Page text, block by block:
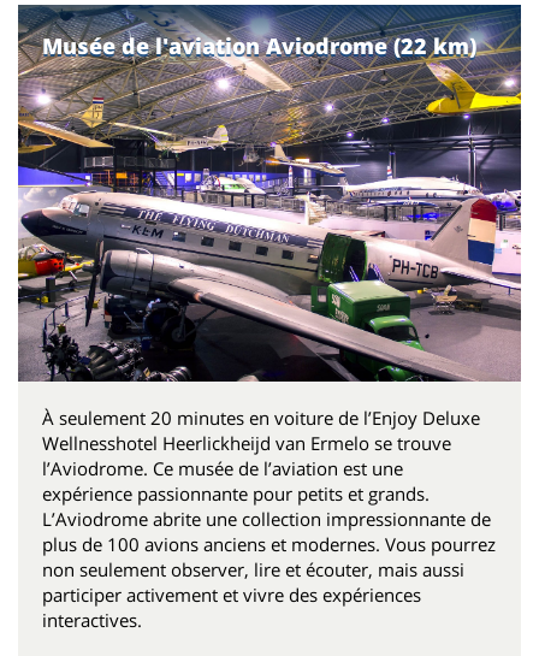
Musée de l'aviation Aviodrome (22 km)
À seulement 20 minutes en voiture de l’Enjoy Deluxe
Wellnesshotel Heerlickheijd van Ermelo se trouve
l’Aviodrome. Ce musée de l’aviation est une
expérience passionnante pour petits et grands.
L’Aviodrome abrite une collection impressionnante de
plus de 100 avions anciens et modernes. Vous pourrez
non seulement observer, lire et écouter, mais aussi
participer activement et vivre des expériences
interactives.